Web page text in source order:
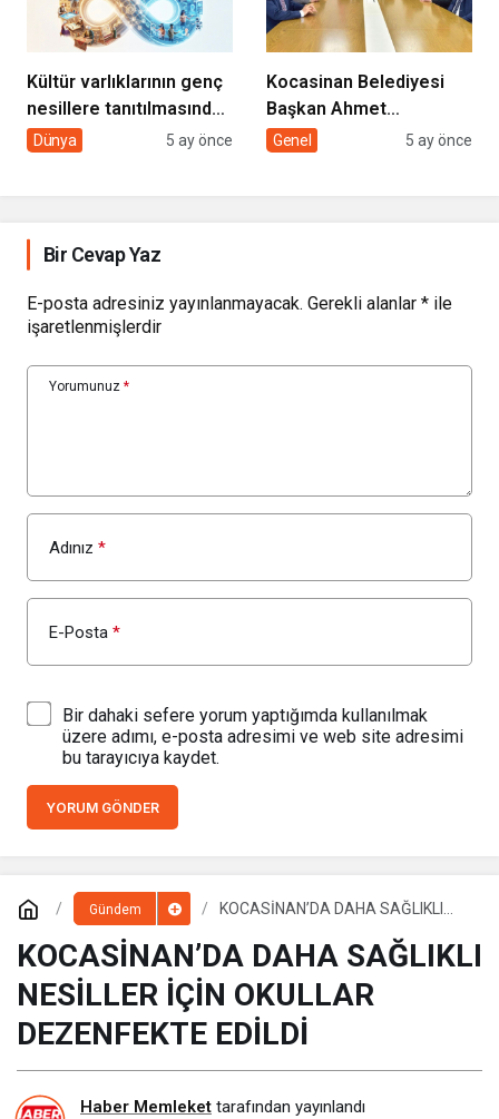
Kültür varlıklarının genç
nesillere tanıtılmasında
sivil toplumun rolü
Dünya 5 ay önce
Kocasinan Belediyesi
Başkan Ahmet
Çolakbayrakdar ile
Genel 5 ay önce
Bir Cevap Yaz
E-posta adresiniz yayınlanmayacak. Gerekli alanlar * ile
işaretlenmişlerdir
Yorumunuz *
Adınız *
E-Posta *
Bir dahaki sefere yorum yaptığımda kullanılmak
üzere adımı, e-posta adresimi ve web site adresimi
bu tarayıcıya kaydet.
YORUM GÖNDER
Gündem
KOCASİNAN’DA DAHA SAĞLIKLI
DEZENFEKTE EDİLDİ
KOCASİNAN’DA DAHA SAĞLIKLI
NESİLLER İÇİN OKULLAR
DEZENFEKTE EDİLDİ
Haber Memleket tarafından yayınlandı